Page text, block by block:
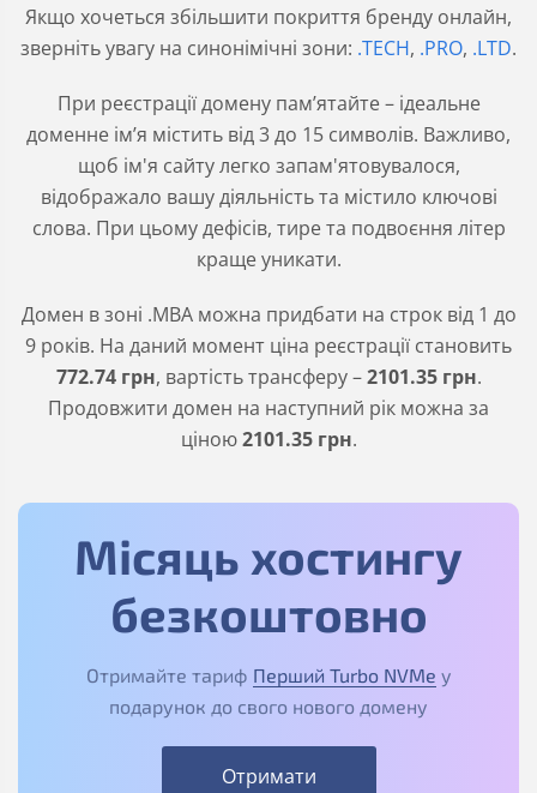
Якщо хочеться збільшити покриття бренду онлайн,
зверніть увагу на синонімічні зони: .TECH, .PRO, .LTD.
При реєстрації домену пам’ятайте – ідеальне
доменне ім’я містить від 3 до 15 символів. Важливо,
щоб ім'я сайту легко запам'ятовувалося,
відображало вашу діяльність та містило ключові
слова. При цьому дефісів, тире та подвоєння літер
краще уникати.
Домен в зоні .MBAможна придбати на строк від 1 до
9 років. На даний момент ціна реєстрації становить
772.74грн, вартість трансферу –2101.35грн.
Продовжити домен на наступний рік можна за
ціною2101.35грн.
Місяць хостингу
безкоштовно
Отримайте тариф Перший Turbo NVMe у
подарунок до свого нового домену
Отримати